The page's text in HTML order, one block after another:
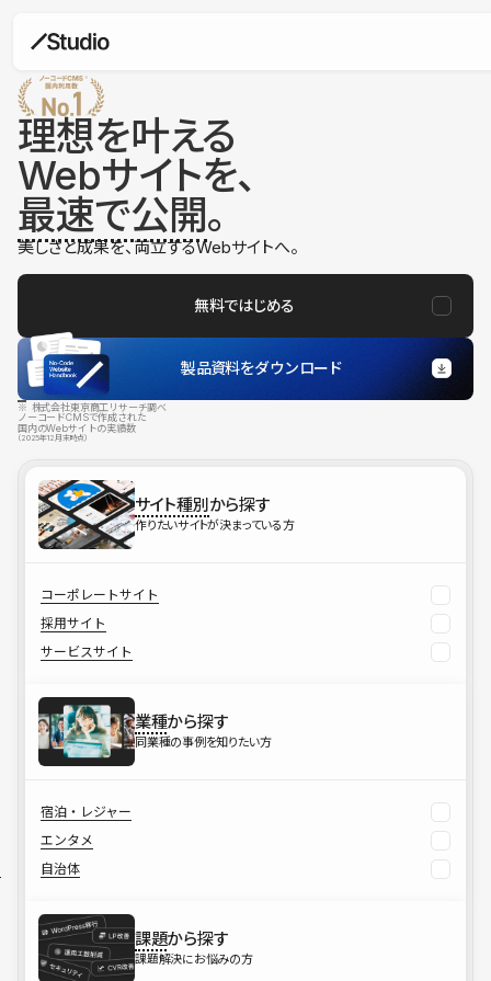
理想を叶える
Webサイトを、
最速で公開。
美しさと成果を、両立するWebサイトへ。
無料ではじめる
製品資料をダウンロード
※ 株式会社東京商工リサーチ調べ
ノーコードCMSで作成された
国内のWebサイトの実績数
（2025年12月末時点）
サイト種別から探す
作りたいサイトが決まっている方
コーポレートサイト
採用サイト
サービスサイト
業種から探す
同業種の事例を知りたい方
宿泊・レジャー
エンタメ
自治体
課題から探す
課題解決にお悩みの方